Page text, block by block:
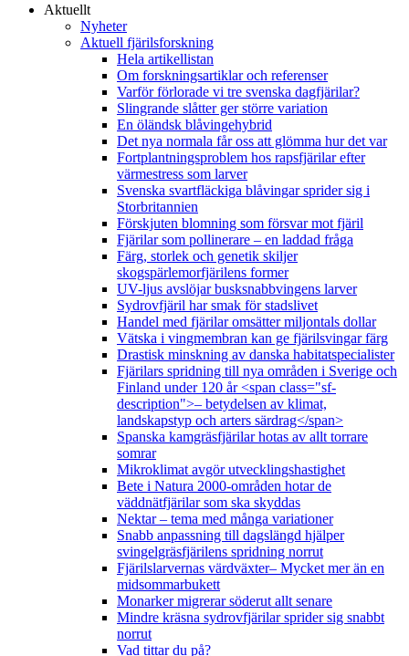
Aktuellt
Nyheter
Aktuell fjärilsforskning
Hela artikellistan
Om forskningsartiklar och referenser
Varför förlorade vi tre svenska dagfjärilar?
Slingrande slåtter ger större variation
En öländsk blåvingehybrid
Det nya normala får oss att glömma hur det var
Fortplantningsproblem hos rapsfjärilar efter
värmestress som larver
Svenska svartfläckiga blåvingar sprider sig i
Storbritannien
Förskjuten blomning som försvar mot fjäril
Fjärilar som pollinerare – en laddad fråga
Färg, storlek och genetik skiljer
skogspärlemorfjärilens former
UV-ljus avslöjar busksnabbvingens larver
Sydrovfjäril har smak för stadslivet
Handel med fjärilar omsätter miljontals dollar
Vätska i vingmembran kan ge fjärilsvingar färg
Drastisk minskning av danska habitatspecialister
Fjärilars spridning till nya områden i Sverige och
Finland under 120 år <span class="sf-
description">– betydelsen av klimat,
landskapstyp och arters särdrag</span>
Spanska kamgräsfjärilar hotas av allt torrare
somrar
Mikroklimat avgör utvecklingshastighet
Bete i Natura 2000-områden hotar de
väddnätfjärilar som ska skyddas
Nektar – tema med många variationer
Snabb anpassning till dagslängd hjälper
svingelgräsfjärilens spridning norrut
Fjärilslarvernas värdväxter– Mycket mer än en
midsommarbukett
Monarker migrerar söderut allt senare
Mindre kräsna sydrovfjärilar sprider sig snabbt
norrut
Vad tittar du på?